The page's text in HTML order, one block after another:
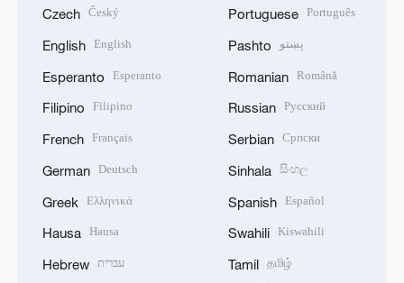
Czech Český
English English
Esperanto Esperanto
Filipino Filipino
French Français
German Deutsch
Greek Ελληνικά
Hausa Hausa
Hebrew עברית
Portuguese Português
Pashto پښتو
Romanian Română
Russian Русский
Serbian Српски
Sinhala සිංහල
Spanish Español
Swahili Kiswahili
Tamil தமிழ்